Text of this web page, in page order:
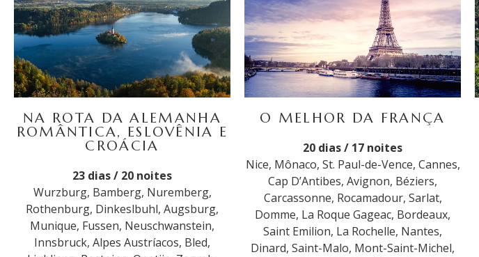
NA ROTA DA ALEMANHA
ROMÂNTICA, ESLOVÊNIA E
CROÁCIA
23 dias / 20 noites
Wurzburg, Bamberg, Nuremberg,
Rothenburg, Dinkeslbuhl, Augsburg,
Munique, Fussen, Neuschwanstein,
Innsbruck, Alpes Austríacos, Bled,
O MELHOR DA FRANÇA
20 dias / 17 noites
Nice, Mônaco, St. Paul-de-Vence, Cannes,
Cap D’Antibes, Avignon, Béziers,
Carcassonne, Rocamadour, Sarlat,
Domme, La Roque Gageac, Bordeaux,
Saint Emilion, La Rochelle, Nantes,
Dinard, Saint-Malo, Mont-Saint-Michel,